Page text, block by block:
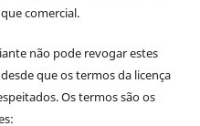
comercial.
não pode revogar estes
que os termos da licença
Os termos são os